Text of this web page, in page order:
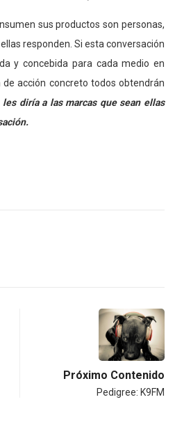
sus productos son personas,
responden. Si esta conversación
y concebida para cada medio en
acción concreto todos obtendrán
les diría a las marcas que sean ellas
Próximo Contenido
Pedigree: K9FM